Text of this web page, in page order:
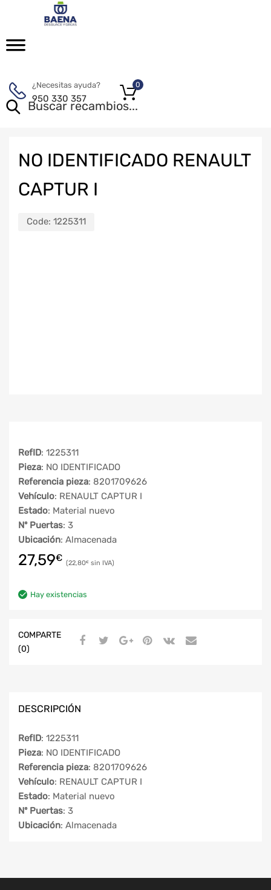
¿Necesitas ayuda?
950 330 357
0
NO IDENTIFICADO RENAULT
CAPTUR I
Code: 1225311
RefID: 1225311
Pieza: NO IDENTIFICADO
Referencia pieza: 8201709626
Vehículo: RENAULT CAPTUR I
Estado: Material nuevo
Nº Puertas: 3
Ubicación: Almacenada
27,59€ 22,80€
Hay existencias
COMPARTE
(0)
DESCRIPCIÓN
RefID: 1225311
Pieza: NO IDENTIFICADO
Referencia pieza: 8201709626
Vehículo: RENAULT CAPTUR I
Estado: Material nuevo
Nº Puertas: 3
Ubicación: Almacenada